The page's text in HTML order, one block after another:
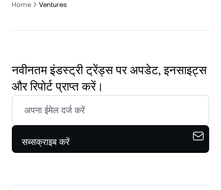
Home Ventures
नवीनतम इंडस्ट्री ट्रेंड्स पर अपडेट, इनसाइट्स
और रिपोर्ट प्राप्त करें।
सब्सक्राइब करें